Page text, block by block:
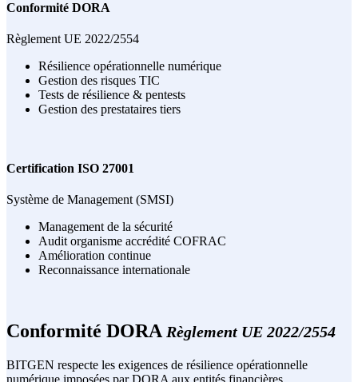
Conformité DORA
Règlement UE 2022/2554
Résilience opérationnelle numérique
Gestion des risques TIC
Tests de résilience & pentests
Gestion des prestataires tiers
Certification ISO 27001
Système de Management (SMSI)
Management de la sécurité
Audit organisme accrédité COFRAC
Amélioration continue
Reconnaissance internationale
Conformité DORA Règlement UE 2022/2554
BITGEN respecte les exigences de résilience opérationnelle
numérique imposées par DORA aux entités financières